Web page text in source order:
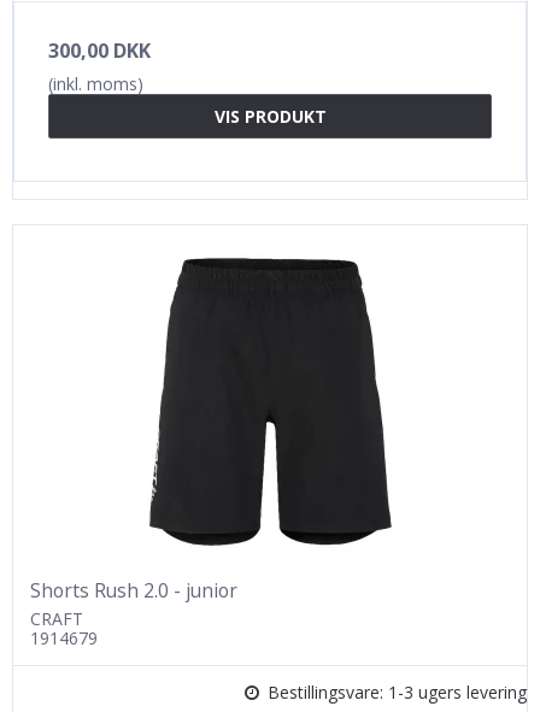
300,00 DKK
(inkl. moms)
VIS PRODUKT
Shorts Rush 2.0 - junior
CRAFT
1914679
Bestillingsvare: 1-3 ugers levering